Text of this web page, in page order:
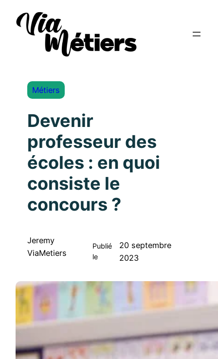
Métiers
Devenir
professeur des
écoles : en quoi
consiste le
concours ?
Jeremy
ViaMetiers
Publié
le
20 septembre
2023